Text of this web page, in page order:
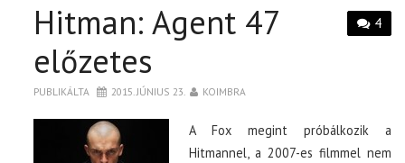
4
Hitman: Agent 47
előzetes
PUBLIKÁLTA 2015. JÚNIUS 23. KOIMBRA
A Fox megint próbálkozik a
Hitmannel, a 2007-es filmmel nem